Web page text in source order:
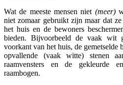
Wat de meeste mensen niet (meer)
niet zomaar gebruikt zijn maar dat
het huis en de bewoners
bieden. Bijvoorbeeld de vaak wit
voorkant van het huis, de gemetselde
opvallende (vaak witte) stenen
raamvensters en de gekleurde
raambogen.